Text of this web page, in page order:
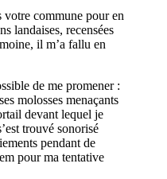
votre commune pour en
landaises, recensées
il m’a fallu en
de me promener :
molosses menaçants
devant lequel je
trouvé sonorisé
pendant de
pour ma tentative